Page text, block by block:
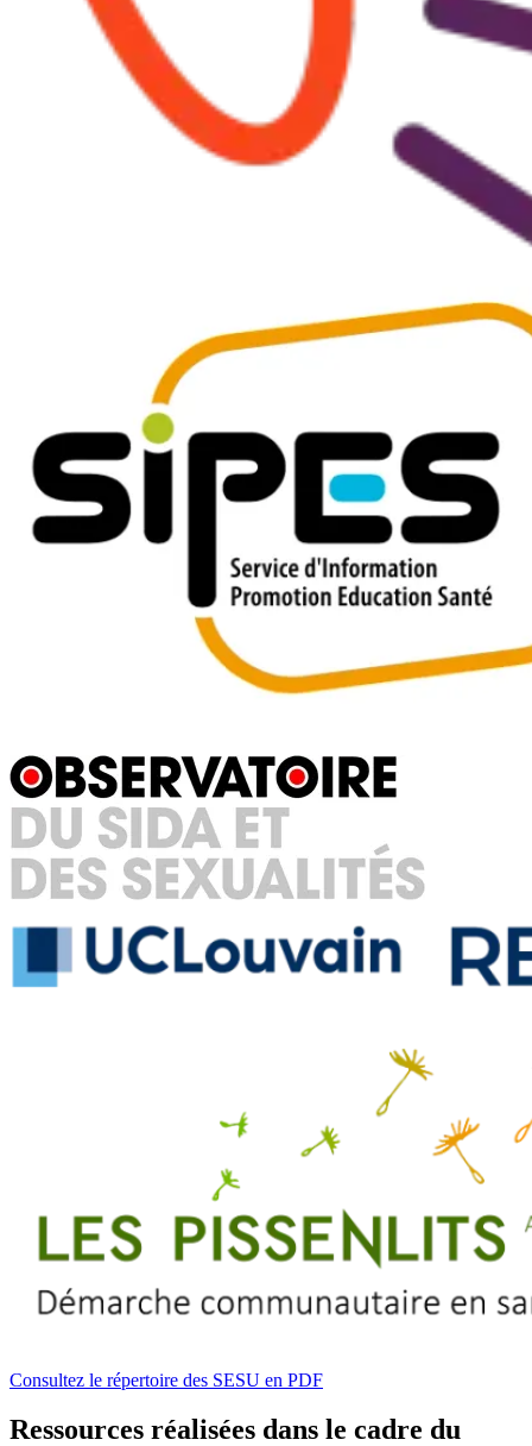
Consultez le répertoire des SESU en PDF
Ressources réalisées dans le cadre du